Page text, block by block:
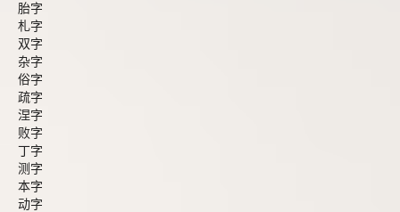
胎字
札字
双字
杂字
俗字
疏字
涅字
败字
丁字
测字
本字
动字